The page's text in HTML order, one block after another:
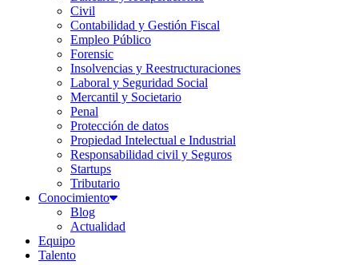
Civil
Contabilidad y Gestión Fiscal
Empleo Público
Forensic
Insolvencias y Reestructuraciones
Laboral y Seguridad Social
Mercantil y Societario
Penal
Protección de datos
Propiedad Intelectual e Industrial
Responsabilidad civil y Seguros
Startups
Tributario
Conocimiento
Blog
Actualidad
Equipo
Talento